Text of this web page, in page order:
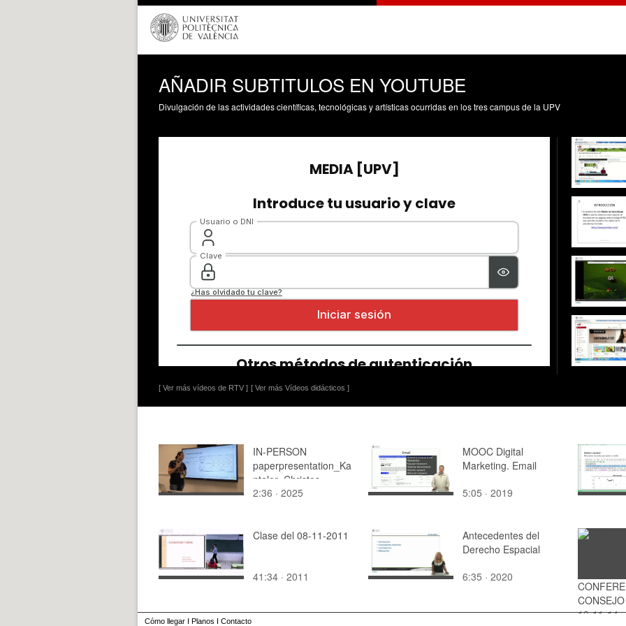
AÑADIR SUBTITULOS EN YOUTUBE
Divulgación de las actividades científicas, tecnológicas y artísticas ocurridas en los tres campus de la UPV
[ Ver más vídeos de RTV ] [ Ver más Vídeos didácticos ]
IN-PERSON
paperpresentation_Ka
nteler_Christos
2:36 · 2025
MOOC Digital
Marketing. Email
5:05 · 2019
Clase del 08-11-2011
41:34 · 2011
Antecedentes del
Derecho Espacial
6:35 · 2020
13-11-14
Cómo llegar I Planos I Contacto